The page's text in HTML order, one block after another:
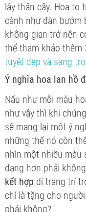
lấy thân cây. Hoa to
cành như đàn bướm
không gian trở nên
thể tham khảo thêm
tuyệt đẹp và sang
Ý nghĩa hoa lan hồ
Nấu như mỗi màu
như vậy thì khi
sẽ mang lại một ý
những thế nó còn
nhìn một nhiều màu
dạng hơn phải
kết hợp đi trang trí
chí là tặng cho
phải không?